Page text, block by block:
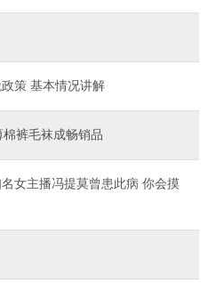
策 基本情况讲解
裤毛袜成畅销品
女主播冯提莫曾患此病 你会摸